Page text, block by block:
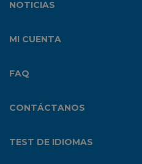
NOTICIAS
MI CUENTA
FAQ
CONTÁCTANOS
TEST DE IDIOMAS